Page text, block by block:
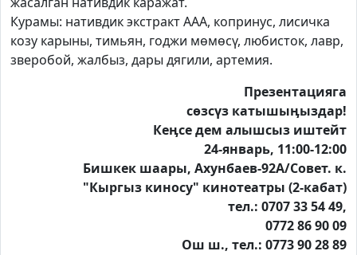
Курамы: нативдик экстракт ААА, копринус, лисичка
козу карыны, тимьян, годжи мөмөсү, любисток, лавр,
зверобой, жалбыз, дары дягили, артемия.
Презентацияга
сөзсүз катышыӊыздар!
Кеӊсе дем алышсыз иштейт
24-январь, 11:00-12:00
Бишкек шаары, Ахунбаев-92А/Совет. к.
"Кыргыз киносу" кинотеатры (2-кабат)
тел.: 0707 33 54 49,
0772 86 90 09
Ош ш., тел.: 0773 90 28 89